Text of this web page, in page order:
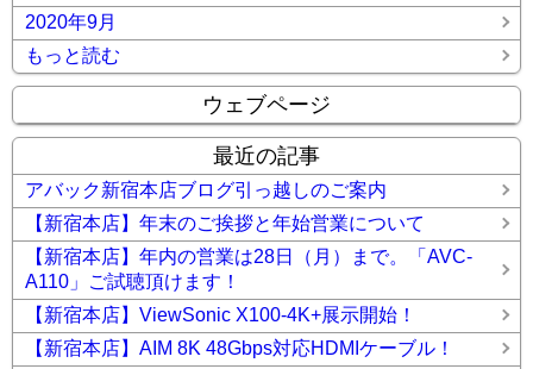
2020年9月
もっと読む
ウェブページ
最近の記事
アバック新宿本店ブログ引っ越しのご案内
【新宿本店】年末のご挨拶と年始営業について
【新宿本店】年内の営業は28日（月）まで。「AVC-
A110」ご試聴頂けます！
【新宿本店】ViewSonic X100-4K+展示開始！
【新宿本店】AIM 8K 48Gbps対応HDMIケーブル！